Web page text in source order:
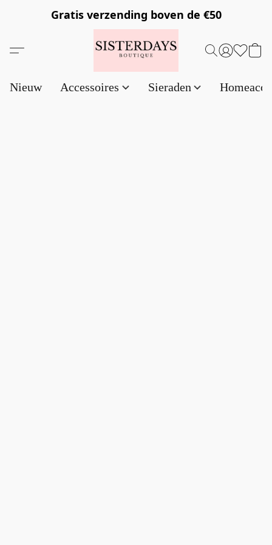
Gratis verzending boven de €50
Nieuw Accessoires Sieraden